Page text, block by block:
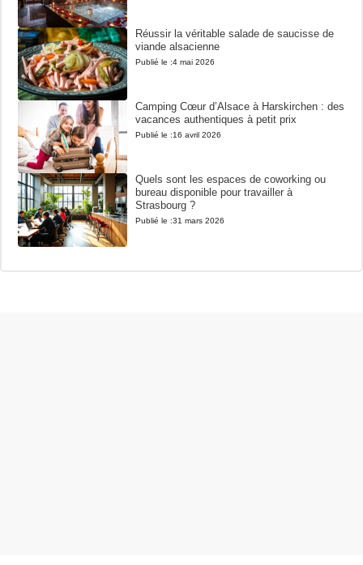
Réussir la véritable salade de saucisse de
viande alsacienne
Publié le :4 mai 2026
Camping Cœur d’Alsace à Harskirchen : des
vacances authentiques à petit prix
Publié le :16 avril 2026
Quels sont les espaces de coworking ou
bureau disponible pour travailler à
Strasbourg ?
Publié le :31 mars 2026